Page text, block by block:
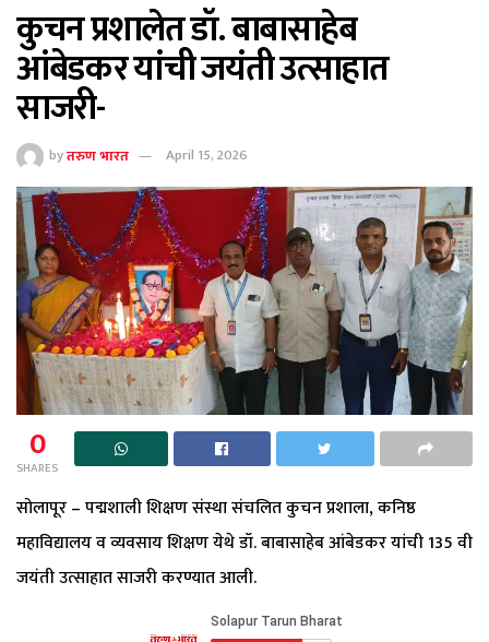
कुचन प्रशालेत डॉ. बाबासाहेब
आंबेडकर यांची जयंती उत्साहात
साजरी-
byतरुण भारत April 15, 2026
0
SHARES
सोलापूर – पद्मशाली शिक्षण संस्था संचलित कुचन प्रशाला, कनिष्ठ
महाविद्यालय व व्यवसाय शिक्षण येथे डॉ. बाबासाहेब आंबेडकर यांची 135 वी
जयंती उत्साहात साजरी करण्यात आली.